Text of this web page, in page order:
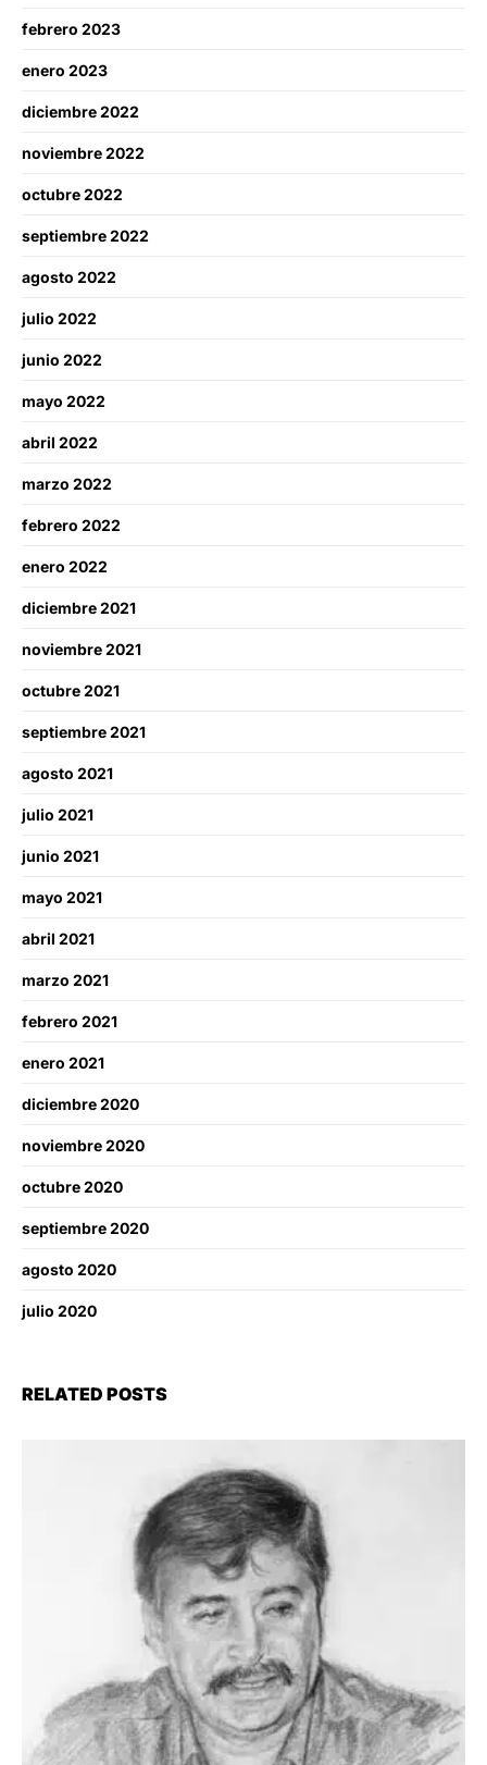
febrero 2023
enero 2023
diciembre 2022
noviembre 2022
octubre 2022
septiembre 2022
agosto 2022
julio 2022
junio 2022
mayo 2022
abril 2022
marzo 2022
febrero 2022
enero 2022
diciembre 2021
noviembre 2021
octubre 2021
septiembre 2021
agosto 2021
julio 2021
junio 2021
mayo 2021
abril 2021
marzo 2021
febrero 2021
enero 2021
diciembre 2020
noviembre 2020
octubre 2020
septiembre 2020
agosto 2020
julio 2020
RELATED POSTS